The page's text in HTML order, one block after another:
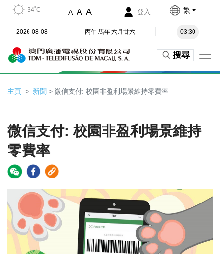
34˚C A A A 登入 繁
2026-08-08 丙午 馬年 六月廿六 03:30
搜尋
主頁 新聞 > 微信支付: 校園非盈利場景維持零費率
微信支付: 校園非盈利場景維持
零費率